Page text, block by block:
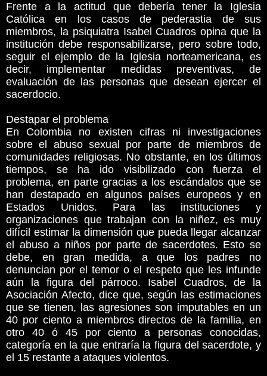
Frente a la actitud que debería tener la Iglesia
Católica en los casos de pederastia de sus
miembros, la psiquiatra Isabel Cuadros opina que la
institución debe responsabilizarse, pero sobre todo,
seguir el ejemplo de la Iglesia norteamericana, es
decir, implementar medidas preventivas, de
evaluación de las personas que desean ejercer el
sacerdocio.
Destapar el problema
En Colombia no existen cifras ni investigaciones
sobre el abuso sexual por parte de miembros de
comunidades religiosas. No obstante, en los últimos
tiempos, se ha ido visibilizado con fuerza el
problema, en parte gracias a los escándalos que se
han destapado en algunos países europeos y en
Estados Unidos. Para las instituciones y
organizaciones que trabajan con la niñez, es muy
difícil estimar la dimensión que pueda llegar alcanzar
el abuso a niños por parte de sacerdotes. Esto se
debe, en gran medida, a que los padres no
denuncian por el temor o el respeto que les infunde
aún la figura del párroco. Isabel Cuadros, de la
Asociación Afecto, dice que, según las estimaciones
que se tienen, las agresiones son imputables en un
40 por ciento a miembros directos de la familia, en
otro 40 ó 45 por ciento a personas conocidas,
categoría en la que entraría la figura del sacerdote, y
el 15 restante a ataques violentos.